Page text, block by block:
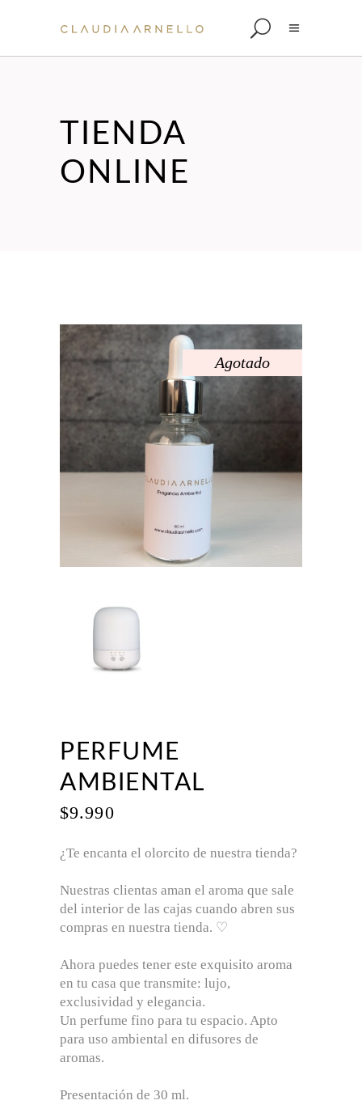
TIENDA
ONLINE
Agotado
PERFUME
AMBIENTAL
$9.990
¿Te encanta el olorcito de nuestra tienda?
Nuestras clientas aman el aroma que sale
del interior de las cajas cuando abren sus
compras en nuestra tienda. ♡
Ahora puedes tener este exquisito aroma
en tu casa que transmite: lujo,
exclusividad y elegancia.
Un perfume fino para tu espacio. Apto
para uso ambiental en difusores de
aromas.
Presentación de 30 ml.